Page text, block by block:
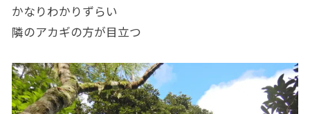
かなりわかりずらい
隣のアカギの方が目立つ